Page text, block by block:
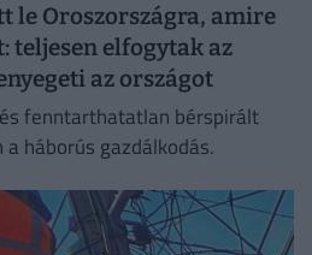
le Oroszországra, amire
teljesen elfogytak az
az országot
fenntarthatatlan bérspirált
háborús gazdálkodás.